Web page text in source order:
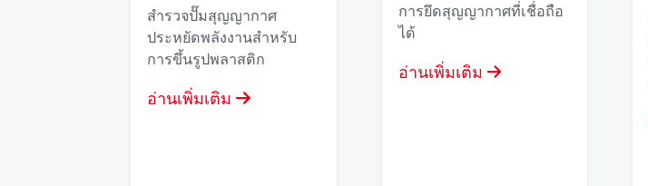
สํารวจปั๊มสุญญากาศ
ประหยัดพลังงานสําหรับ
การขึ้นรูปพลาสติก
อ่านเพิ่มเติม
การยึดสุญญากาศที่เชื่อถือ
ได้
อ่านเพิ่มเติม